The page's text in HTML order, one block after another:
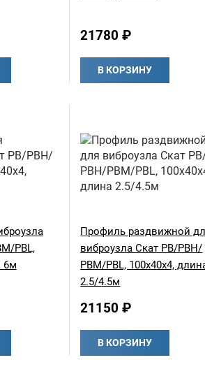
21780 ₽
В КОРЗИНУ
PBL,
6м
Профиль раздвижной
виброузла Скат РВ/РВН/
РВМ/PBL, 100х40х4,
2.5/4.5м
21150 ₽
В КОРЗИНУ